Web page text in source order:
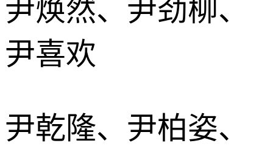
尹焕然、尹劲柳、
尹喜欢
尹乾隆、尹柏姿、